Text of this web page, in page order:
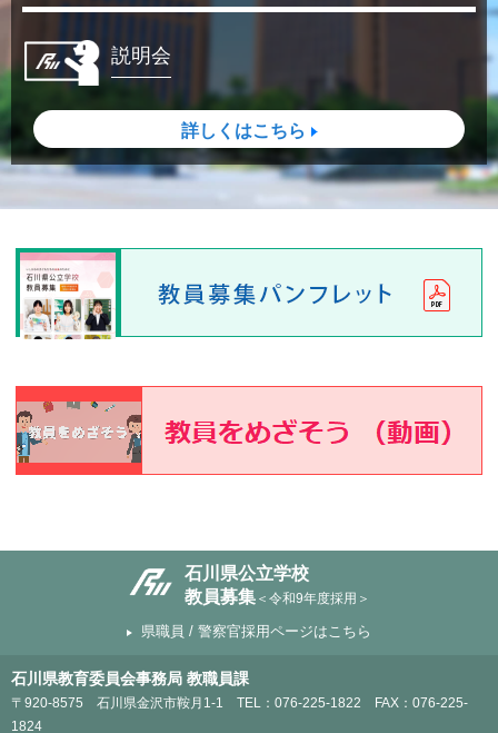
説明会
詳しくはこちら
石川県公立学校
教員募集＜令和9年度採用＞
県職員 / 警察官採用ページはこちら
石川県教育委員会事務局 教職員課
〒920-8575 石川県金沢市鞍月1-1 TEL：076-225-1822 FAX：076-225-
1824